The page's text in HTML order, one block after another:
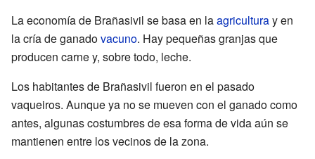
La economía de Brañasivil se basa en laagriculturay en
la cría de ganadovacuno. Hay pequeñas granjas que
producen carne y, sobre todo, leche.
Los habitantes de Brañasivil fueron en el pasado
vaqueiros. Aunque ya no se mueven con el ganado como
antes, algunas costumbres de esa forma de vida aún se
mantienen entre los vecinos de la zona.